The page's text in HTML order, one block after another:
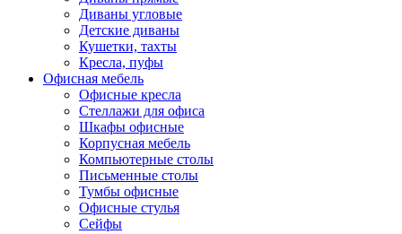
Диваны угловые
Детские диваны
Кушетки, тахты
Кресла, пуфы
Офисная мебель
Офисные кресла
Стеллажи для офиса
Шкафы офисные
Корпусная мебель
Компьютерные столы
Письменные столы
Тумбы офисные
Офисные стулья
Сейфы